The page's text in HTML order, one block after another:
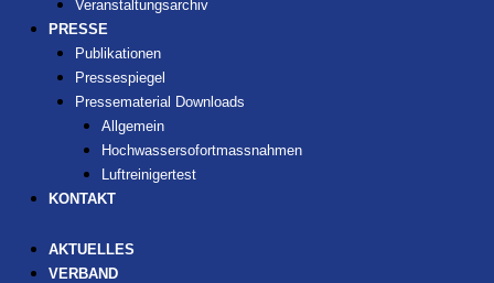
Veranstaltungsarchiv
PRESSE
Publikationen
Pressespiegel
Pressematerial Downloads
Allgemein
Hochwassersofortmassnahmen
Luftreinigertest
KONTAKT
AKTUELLES
VERBAND